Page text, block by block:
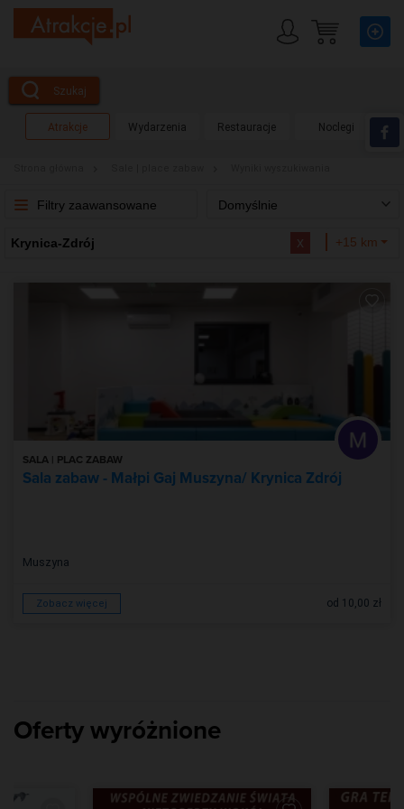
Szukaj
Atrakcje Wydarzenia Restauracje Noclegi
Filtry zaawansowane Domyślnie
Krynica-Zdrój x +15 km
SALA | PLAC ZABAW
Sala zabaw - Małpi Gaj Muszyna/ Krynica Zdrój
Muszyna
Zobacz więcej od 10,00 zł
Oferty wyróżnione